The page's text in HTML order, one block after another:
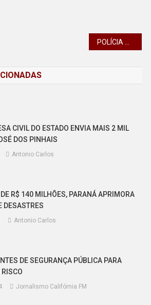
CIVIL DO ESTADO ENVIA MAIS 2 MIL
DOS PINHAIS
Antonio Carlos
R$ 140 MILHÕES, PARANÁ APRIMORA
DESASTRES
Antonio Carlos
DE SEGURANÇA PÚBLICA PARA
RISCO
Jornalismo Califórnia FM